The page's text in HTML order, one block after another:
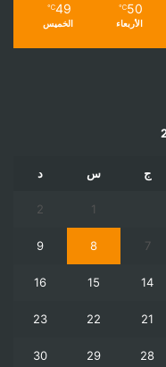
50
℃
الأربعاء
49
℃
الخميس
ج س د
1
2
7
8
9
14
15
16
21
22
23
28
29
30